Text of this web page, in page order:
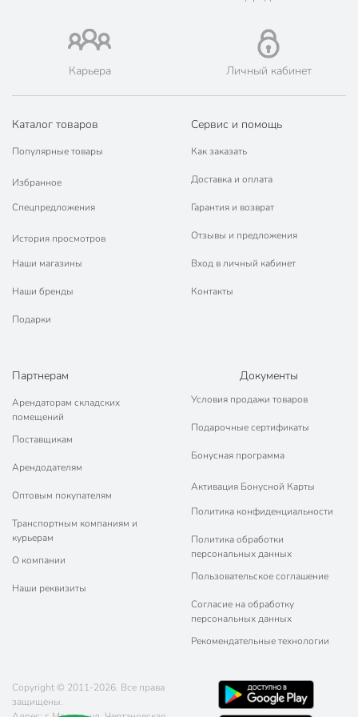
Количество предметов
180 мл
фарфор
Подарочная упаковка
упаковке
Тип
набор чайных пар
машине
для
Цвет
разноцветный
Стиль
современный
в подарочной
с ложкой
для
машины
подходит для СВЧ
Тематика
буквы
RS097-1060J
Вес в упаковке
1.88 кг
Карьера Личный кабинет
Каталог товаров
Популярные товары
Избранное
Спецпредложения
История просмотров
Наши магазины
Наши бренды
Подарки
Сервис и помощь
Как заказать
Доставка и оплата
Гарантия и возврат
Отзывы и предложения
Вход в личный кабинет
Контакты
Партнерам
Арендаторам складских
помещений
Поставщикам
Арендодателям
Оптовым покупателям
Транспортным компаниям и
курьерам
О компании
Наши реквизиты
Документы
Условия продажи товаров
Подарочные сертификаты
Бонусная программа
Активация Бонусной Карты
Политика конфиденциальности
Политика обработки
персональных данных
Пользовательское соглашение
Согласие на обработку
персональных данных
Рекомендательные технологии
Copyright © 2011-2026. Все права
защищены.